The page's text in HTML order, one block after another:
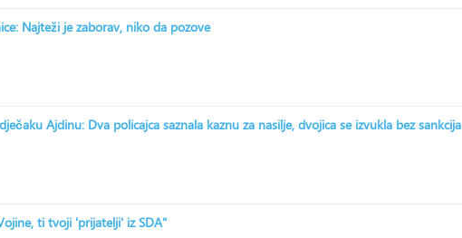
Najteži je zaborav, niko da pozove
Ajdinu: Dva policajca saznala kaznu za nasilje, dvojica se izvukla bez sankcija
ti tvoji 'prijatelji' iz SDA"